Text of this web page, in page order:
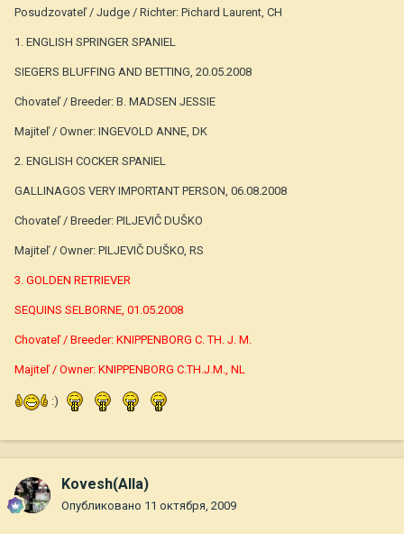
Posudzovateľ / Judge / Richter: Pichard Laurent, CH
1. ENGLISH SPRINGER SPANIEL
SIEGERS BLUFFING AND BETTING, 20.05.2008
Chovateľ / Breeder: B. MADSEN JESSIE
Majiteľ / Owner: INGEVOLD ANNE, DK
2. ENGLISH COCKER SPANIEL
GALLINAGOS VERY IMPORTANT PERSON, 06.08.2008
Chovateľ / Breeder: PILJEVIČ DUŠKO
Majiteľ / Owner: PILJEVIČ DUŠKO, RS
3. GOLDEN RETRIEVER
SEQUINS SELBORNE, 01.05.2008
Chovateľ / Breeder: KNIPPENBORG C. TH. J. M.
Majiteľ / Owner: KNIPPENBORG C.TH.J.M., NL
:)
Kovesh(Alla)
Опубликовано 11 октября, 2009